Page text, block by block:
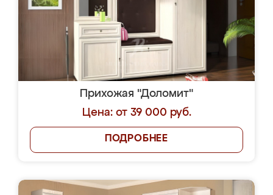
Прихожая "Доломит"
Цена: от 39 000 руб.
ПОДРОБНЕЕ